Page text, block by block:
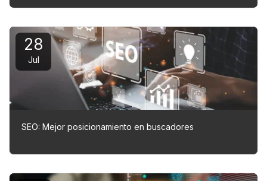
28
Jul
SEO: Mejor posicionamiento en buscadores